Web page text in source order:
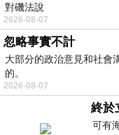
對磯法說
2026-08-07
忽略事實不計
大部分的政治意見和社會
的。
2026-08-07
終於
可有